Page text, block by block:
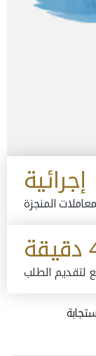
إجرائية
المنجزة
لتقديم الطلب